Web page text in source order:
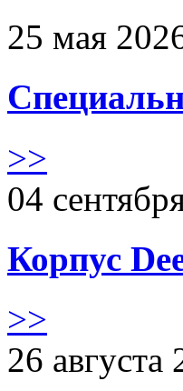
25 мая
>>
04
Корпус
>>
26